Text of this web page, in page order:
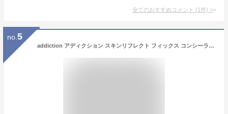
全てのおすすめコメント (1件) >
no. 5
addiction アディクション スキンリフレクト フィックス コンシーラー 6.5mL／コンシーラー 正規品 シミ・クマ・くすみを自然にカバーしながら保湿 ヨレにくい チップタイプ 化粧直し ロングラスティング 保湿カバー 毛穴補正 ベースメイク